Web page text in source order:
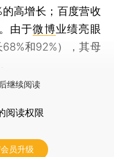
高增长；百度营收
由于微博业绩亮眼
68%和92%），其母
继续阅读
阅读权限
员升级